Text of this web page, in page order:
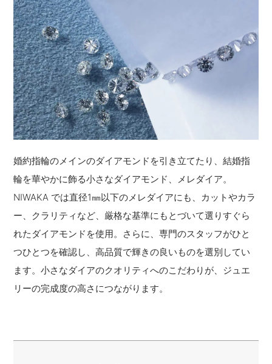
婚約指輪のメインのダイアモンドを引き立てたり、結婚指
輪を華やかに飾る小さなダイアモンド、メレダイア。
NIWAKA では直径1㎜以下のメレダイアにも、カットやカラ
ー、クラリティなど、厳格な基準にもとづいて選りすぐら
れたダイアモンドを使用。さらに、専門のスタッフがひと
つひとつを確認し、高品質で輝きの良いものを選別してい
ます。小さなダイアのクオリティへのこだわりが、ジュエ
リーの完成度の高さにつながります。